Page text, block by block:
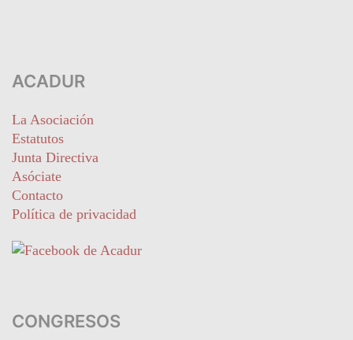
ACADUR
La Asociación
Estatutos
Junta Directiva
Asóciate
Contacto
Política de privacidad
CONGRESOS